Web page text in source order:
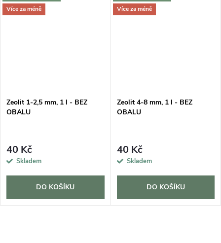
Více za méně
Zeolit 1-2,5 mm, 1 l - BEZ
OBALU
40 Kč
Skladem
DO KOŠÍKU
Více za méně
Zeolit 4-8 mm, 1 l - BEZ
OBALU
40 Kč
Skladem
DO KOŠÍKU